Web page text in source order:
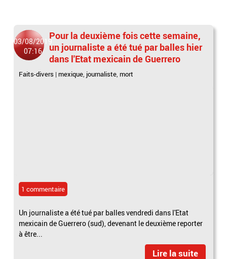
03/08/2019
07:16
Pour la deuxième fois cette semaine,
un journaliste a été tué par balles hier
dans l'Etat mexicain de Guerrero
Faits-divers | mexique, journaliste, mort
1 commentaire
Un journaliste a été tué par balles vendredi dans l'Etat
mexicain de Guerrero (sud), devenant le deuxième reporter
à être...
Lire la suite